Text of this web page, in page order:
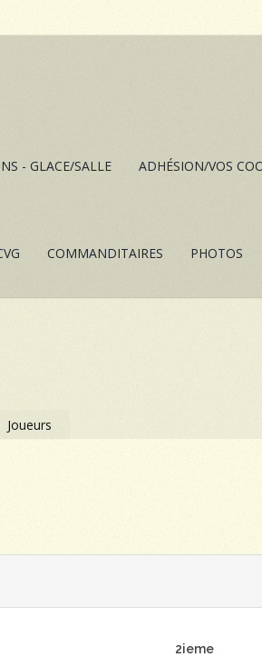
- GLACE/SALLE ADHÉSION/VOS
COMMANDITAIRES PHOTOS
Joueurs
2ieme